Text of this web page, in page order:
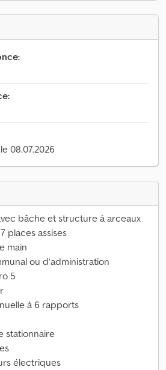
08.07.2026
bâche et structure à arceaux
places assises
main
ou d’administration
5
à 6 rapports
stationnaire
électriques